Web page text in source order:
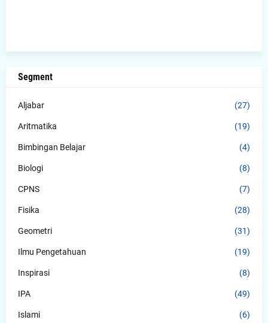
Segment
Aljabar (27)
Aritmatika (19)
Bimbingan Belajar (4)
Biologi (8)
CPNS (7)
Fisika (28)
Geometri (31)
Ilmu Pengetahuan (19)
Inspirasi (8)
IPA (49)
Islami (6)